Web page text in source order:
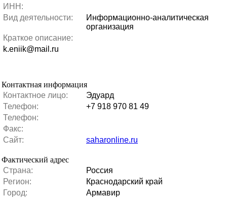
ИНН:
Вид деятельности:
Информационно-аналитическая
организация
Краткое описание:
k.eniik@mail.ru
Контактная информация
Контактное лицо:
Эдуард
Телефон:
+7 918 970 81 49
Телефон:
Факс:
Сайт:
saharonline.ru
Фактический адрес
Страна:
Россия
Регион:
Краснодарский край
Город:
Армавир